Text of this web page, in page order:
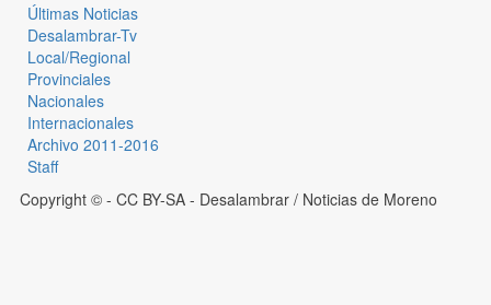
Últimas Noticias
Desalambrar-Tv
Local/Regional
Provinciales
Nacionales
Internacionales
Archivo 2011-2016
Staff
Copyright © - CC BY-SA - Desalambrar / Noticias de Moreno